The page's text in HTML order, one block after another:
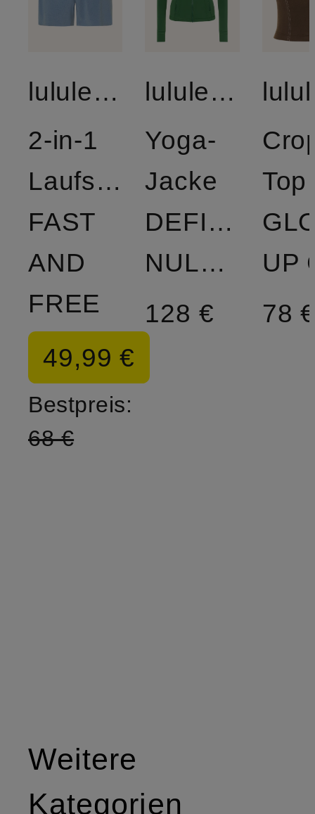
lululemon
2-in-1
Laufshorts
FAST
AND
FREE
49,99 €
Bestpreis:
68 €
lululemon
Yoga-
Jacke
DEFINE
NULU™
128 €
Top
UP
78 €
Weitere
Kategorien